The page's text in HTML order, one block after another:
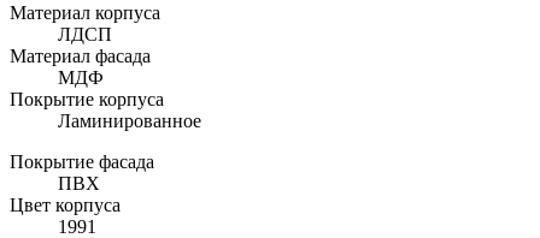
Материал корпуса
ЛДСП
Материал фасада
МДФ
Покрытие корпуса
Ламинированное
Покрытие фасада
ПВХ
Цвет корпуса
1991